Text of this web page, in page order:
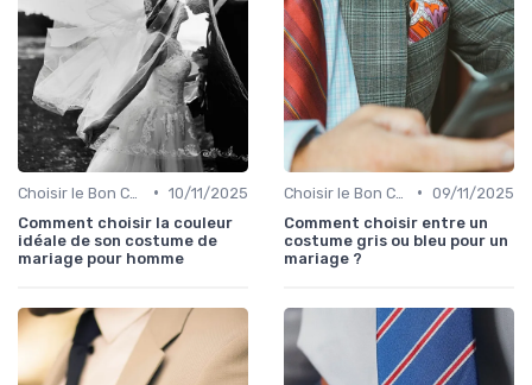
• 10/11/2025
Comment choisir la couleur
idéale de son costume de
mariage pour homme
• 09/11/2025
Comment choisir entre un
costume gris ou bleu pour un
mariage ?